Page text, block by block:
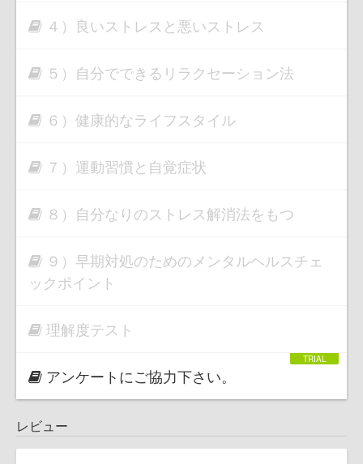
４）良いストレスと悪いストレス
５）自分でできるリラクセーション法
６）健康的なライフスタイル
７）運動習慣と自覚症状
８）自分なりのストレス解消法をもつ
９）早期対処のためのメンタルヘルスチェ
ックポイント
理解度テスト
アンケートにご協力下さい。
レビュー